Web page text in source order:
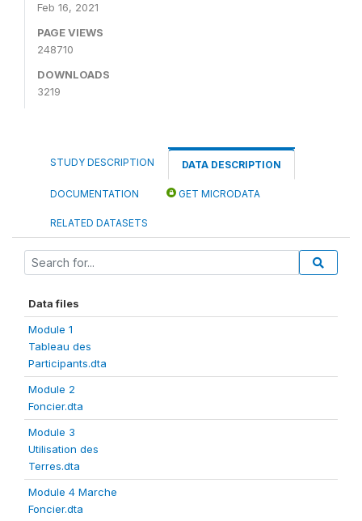
Feb 16, 2021
PAGE VIEWS
248710
DOWNLOADS
3219
STUDY DESCRIPTION DATA DESCRIPTION
DOCUMENTATION GET MICRODATA
RELATED DATASETS
Data files
Module 1
Tableau des
Participants.dta
Module 2
Foncier.dta
Module 3
Utilisation des
Terres.dta
Module 4 Marche
Foncier.dta